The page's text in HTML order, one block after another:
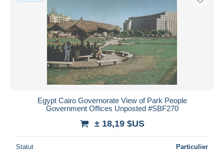
Egypt Cairo Governorate View of Park People
Government Offices Unposted #SBF270
± 18,19 $US
Statut Particulier